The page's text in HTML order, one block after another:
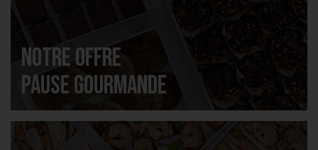
Notre offre
Pause gourmande